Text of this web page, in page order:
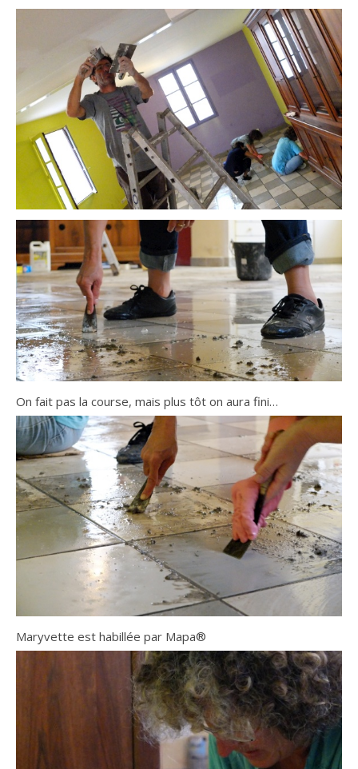
On fait pas la course, mais plus tôt on aura fini…
Maryvette est habillée par Mapa®